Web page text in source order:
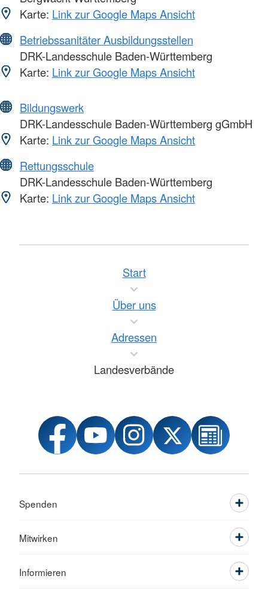
Karte: Link zur Google Maps Ansicht
Betriebssanitäter Ausbildungsstellen
DRK-Landesschule Baden-Württemberg
Karte: Link zur Google Maps Ansicht
Bildungswerk
DRK-Landesschule Baden-Württemberg gGmbH
Karte: Link zur Google Maps Ansicht
Rettungsschule
DRK-Landesschule Baden-Württemberg
Karte: Link zur Google Maps Ansicht
Start
Über uns
Adressen
Landesverbände
Spenden
Mitwirken
Informieren